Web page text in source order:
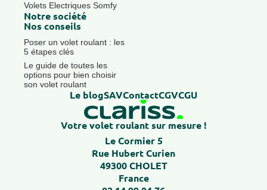
Volets Electriques Somfy
Notre société
Nos conseils
Poser un volet roulant : les
5 étapes clés
Le guide de toutes les
options pour bien choisir
son volet roulant
Le blogSAVContactCGVCGU
Votre volet roulant sur mesure !
Le Cormier 5
Rue Hubert Curien
49300 CHOLET
France